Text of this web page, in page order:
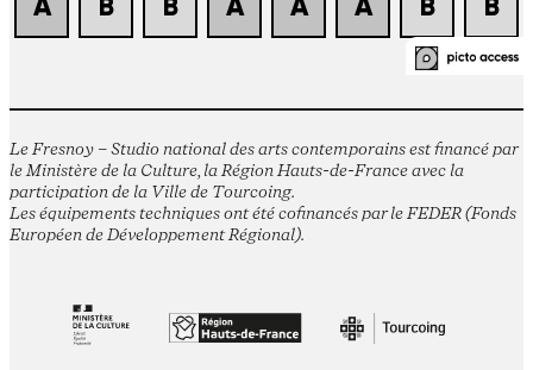
Le Fresnoy – Studio national des arts contemporains est financé par
le Ministère de la Culture, la Région Hauts-de-France avec la
participation de la Ville de Tourcoing.
Les équipements techniques ont été cofinancés par le FEDER (Fonds
Européen de Développement Régional).